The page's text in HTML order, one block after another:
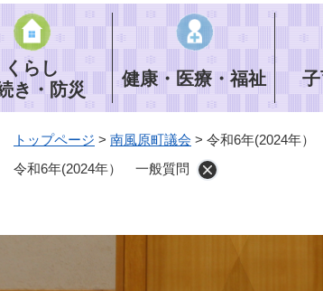
くらし
き・防災
健康・医療・福祉
トップページ > 南風原町議会 > 令和6年(2024年
令和6年(2024年） 一般質問